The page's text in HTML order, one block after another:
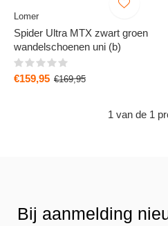
Lomer
Spider Ultra MTX zwart groen
wandelschoenen uni (b)
€159,95 €169,95
1 van de 1
Bij aanmelding